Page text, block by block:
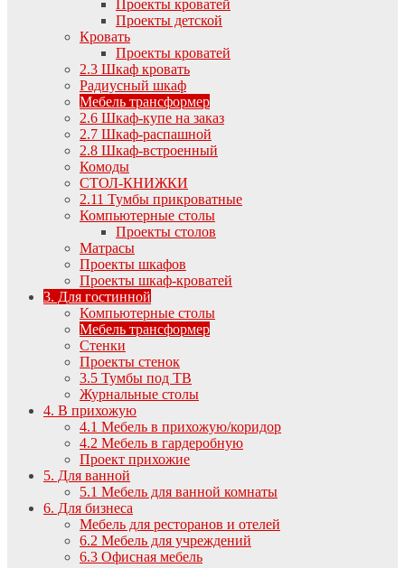
Проекты кроватей
Проекты детской
Кровать
Проекты кроватей
2.3 Шкаф кровать
Радиусный шкаф
Мебель трансформер
2.6 Шкаф-купе на заказ
2.7 Шкаф-распашной
2.8 Шкаф-встроенный
Комоды
СТОЛ-КНИЖКИ
2.11 Тумбы прикроватные
Компьютерные столы
Проекты столов
Матрасы
Проекты шкафов
Проекты шкаф-кроватей
3. Для гостинной
Компьютерные столы
Мебель трансформер
Стенки
Проекты стенок
3.5 Тумбы под ТВ
Журнальные столы
4. В прихожую
4.1 Мебель в прихожую/коридор
4.2 Мебель в гардеробную
Проект прихожие
5. Для ванной
5.1 Мебель для ванной комнаты
6. Для бизнеса
Мебель для ресторанов и отелей
6.2 Мебель для учреждений
6.3 Офисная мебель